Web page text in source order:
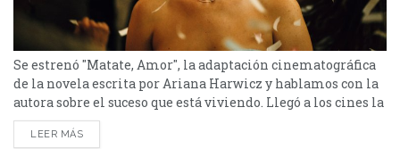
Se estrenó "Matate, Amor", la adaptación cinematográfica
de la novela escrita por Ariana Harwicz y hablamos con la
autora sobre el suceso que está viviendo. Llegó a los cines la
adaptación de "Matate, Amor", la novela argentina que fue
leída, elegida y producida por el legendario director
LEER MÁS